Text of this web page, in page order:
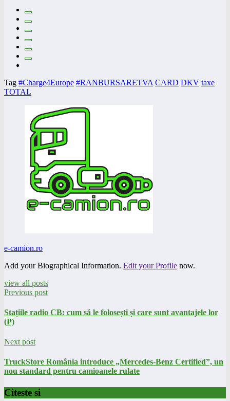
Tag #Charge4Europe #RANBURSARETVA CARD DKV taxe
TOTAL
e-camion.ro
Add your Biographical Information. Edit your Profile now.
view all posts
Previous post
Stațiile radio CB: cum să le folosești și care sunt avantajele lor
(P)
Next post
TruckStore România introduce „Mercedes-Benz Certified”, un
nou standard pentru camioanele rulate
Citeste si